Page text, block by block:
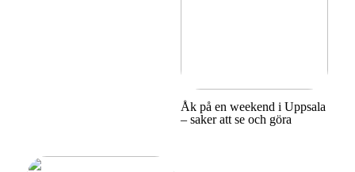
Åk på en weekend i Uppsala
– saker att se och göra